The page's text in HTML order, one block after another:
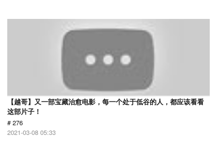
【越哥】又一部宝藏治愈电影，每一个处于低谷的人，都应该看看
这部片子！
# 276
2021-03-08 05:33